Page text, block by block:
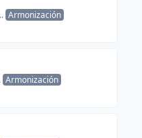
Armonización
Armonización